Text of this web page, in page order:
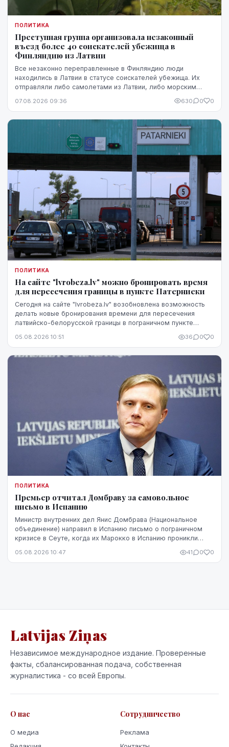
ПОЛИТИКА
Преступная группа организовала незаконный
въезд более 40 соискателей убежища в
Финляндию из Латвии
Все незаконно переправленные в Финляндию люди
находились в Латвии в статусе соискателей убежища. Их
отправляли либо самолетами из Латвии, либо морским
07.08.2026 09:36 630 0 0
ПОЛИТИКА
На сайте "lvrobeza.lv" можно бронировать время
для пересечения границы в пункте Патерниеки
Сегодня на сайте "lvrobeza.lv" возобновлена возможность
делать новые бронирования времени для пересечения
латвийско-белорусской границы в пограничном пункте
05.08.2026 10:51 36 0 0
ПОЛИТИКА
Премьер отчитал Домбраву за самовольное
письмо в Испанию
Министр внутренних дел Янис Домбрава (Национальное
объединение) направил в Испанию письмо о пограничном
кризисе в Сеуте, когда их Марокко в Испанию проникли
чувствительно.
05.08.2026 10:47 41 0 0
Latvijas Ziņas
Независимое международное издание. Проверенные
факты, сбалансированная подача, собственная
журналистика - со всей Европы.
О нас
О медиа
Сотрудничество
Реклама